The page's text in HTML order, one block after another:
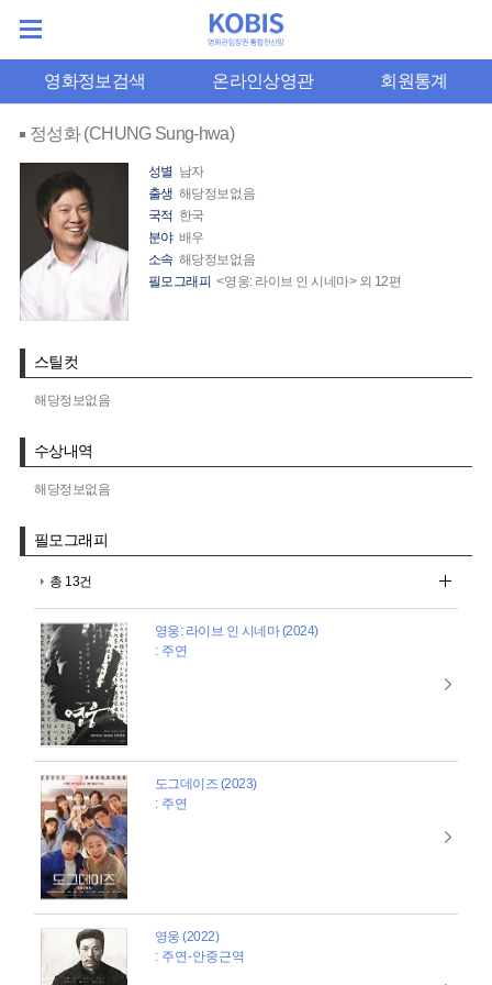
영화정보검색 온라인상영관 회원통계
정성화 (CHUNG Sung-hwa)
성별 남자
출생 해당정보없음
국적 한국
분야 배우
소속 해당정보없음
필모그래피 <영웅: 라이브 인 시네마> 외 12편
스틸컷
해당정보없음
수상내역
해당정보없음
필모그래피
총 13건
영웅: 라이브 인 시네마 (2024)
: 주연
도그데이즈 (2023)
: 주연
영웅 (2022)
: 주연-안중근역